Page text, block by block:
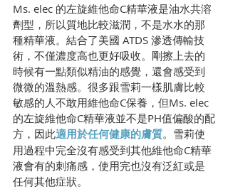
Ms. elec 的左旋維他命C精華液是油水共溶
劑型，所以質地比較滋潤，不是水水的那
種精華液。結合了美國 ATDS 滲透傳輸技
術，不僅濃度高也更好吸收。剛擦上去的
時候有一點類似精油的感覺，還會感受到
微微的溫熱感。很多跟雪莉一樣肌膚比較
敏感的人不敢用維他命C保養，但Ms. elec
的左旋維他命C精華液並不是PH值偏酸的配
方，因此適用於任何健康的膚質。雪莉使
用過程中完全沒有感受到其他維他命C精華
液會有的刺痛感，使用完也沒有泛紅或是
任何其他症狀。